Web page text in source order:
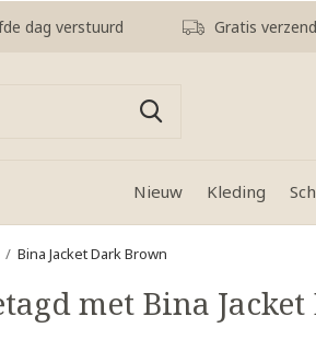
Nieuw Kleding
dag verstuurd Gratis
Bina Jacket Dark Brown
met Bina